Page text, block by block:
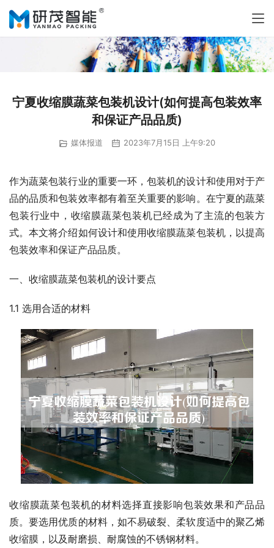
宁夏收缩膜蔬菜包装机设计(如何提高包装效率
和保证产品品质)
媒体报道 2023年7月15日 上午9:20
作为蔬菜包装行业的重要一环，包装机的设计和使用对于产
品的品质和包装效率都有着至关重要的影响。在宁夏的蔬菜
包装行业中，收缩膜蔬菜包装机已经成为了主流的包装方
式。本文将介绍如何设计和使用收缩膜蔬菜包装机，以提高
包装效率和保证产品品质。
一、收缩膜蔬菜包装机的设计要点
1.1 选用合适的材料
收缩膜蔬菜包装机的材料选择直接影响包装效果和产品品
质。要选用优质的材料，如不易破裂、柔软度适中的聚乙烯
收缩膜，以及耐磨损、耐腐蚀的不锈钢材料。